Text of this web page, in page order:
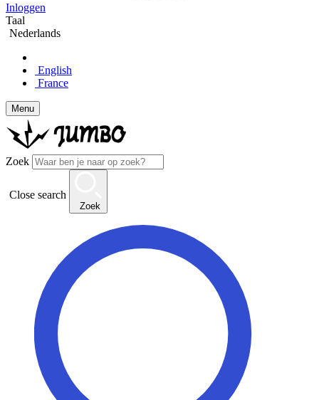
Inloggen
Taal
Nederlands
English
France
Menu
Zoek
Close search
Zoek